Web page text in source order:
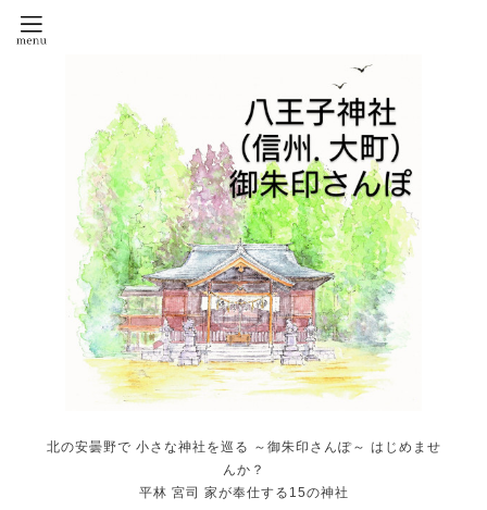
北の安曇野で 小さな神社を巡る ～御朱印さんぽ～ はじめませ
んか？
平林 宮司 家が奉仕する15の神社